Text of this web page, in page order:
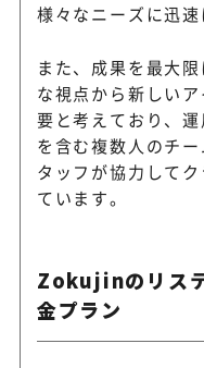
様々なニーズに迅速
また、成果を最大
な視点から新しい
要と考えており、
を含む複数人のチ
タッフが協力して
ています。
Zokujinのリス
金プラン